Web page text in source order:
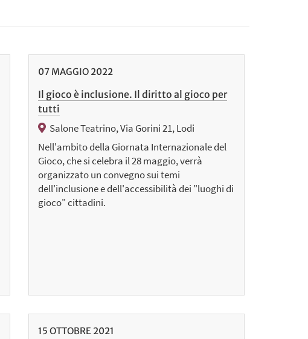
07 MAGGIO 2022
Il gioco è inclusione. Il diritto al gioco per
tutti
Salone Teatrino, Via Gorini 21, Lodi
Nell'ambito della Giornata Internazionale del
Gioco, che si celebra il 28 maggio, verrà
organizzato un convegno sui temi
dell'inclusione e dell'accessibilità dei "luoghi di
gioco" cittadini.
15 OTTOBRE 2021